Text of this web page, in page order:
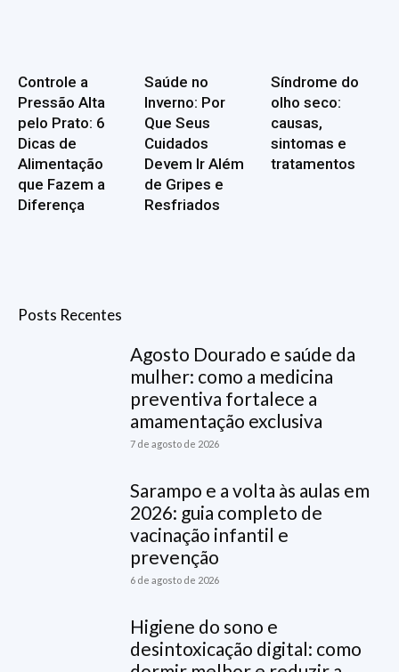
Controle a
Pressão Alta
pelo Prato: 6
Dicas de
Alimentação
que Fazem a
Diferença
Saúde no
Inverno: Por
Que Seus
Cuidados
Devem Ir Além
de Gripes e
Resfriados
Síndrome do
olho seco:
causas,
sintomas e
tratamentos
Posts Recentes
Agosto Dourado e saúde da
mulher: como a medicina
preventiva fortalece a
amamentação exclusiva
7 de agosto de 2026
Sarampo e a volta às aulas em
2026: guia completo de
vacinação infantil e
prevenção
6 de agosto de 2026
Higiene do sono e
desintoxicação digital: como